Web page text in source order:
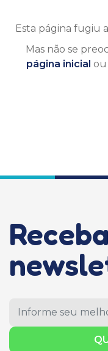
Esta página fugiu
Mas não se
página inicial ou